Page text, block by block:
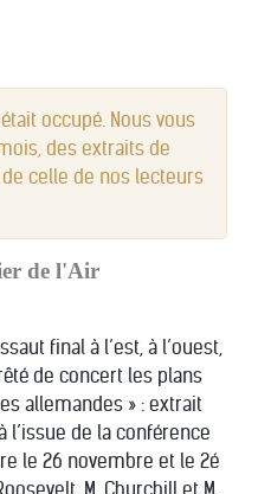
occupé. Nous vous
des extraits de
celle de nos lecteurs
de l'Air
final à l’est, à l’ouest,
de concert les plans
allemandes » : extrait
de la conférence
le 26 novembre et le 2é